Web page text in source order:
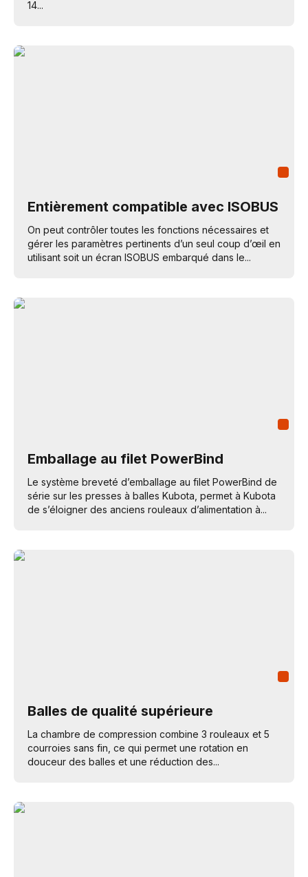
14...
Entièrement compatible avec ISOBUS
On peut contrôler toutes les fonctions nécessaires et
gérer les paramètres pertinents d’un seul coup d’œil en
utilisant soit un écran ISOBUS embarqué dans le...
Emballage au filet PowerBind
Le système breveté d’emballage au filet PowerBind de
série sur les presses à balles Kubota, permet à Kubota
de s’éloigner des anciens rouleaux d’alimentation à...
Balles de qualité supérieure
La chambre de compression combine 3 rouleaux et 5
courroies sans fin, ce qui permet une rotation en
douceur des balles et une réduction des...